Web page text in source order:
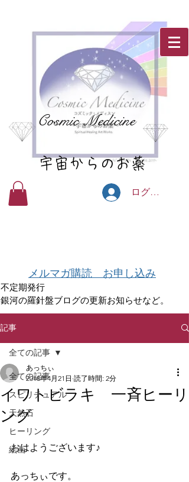
Cosmic Medicine
宇宙からのお薬
ログイン
メルマガ購読 お申し込み
不定期発行
銀河の羅針盤ブログの更新お知らせなど。
記事
全ての記事
スピリチュアル
天然石
ヒーリング
絵画
全ての記事
イワトビラキ 一斉ヒーリ
ング
あっちぃ
2018年4月21日 読了時間: 2分
おはようございます♪
あっちぃです。